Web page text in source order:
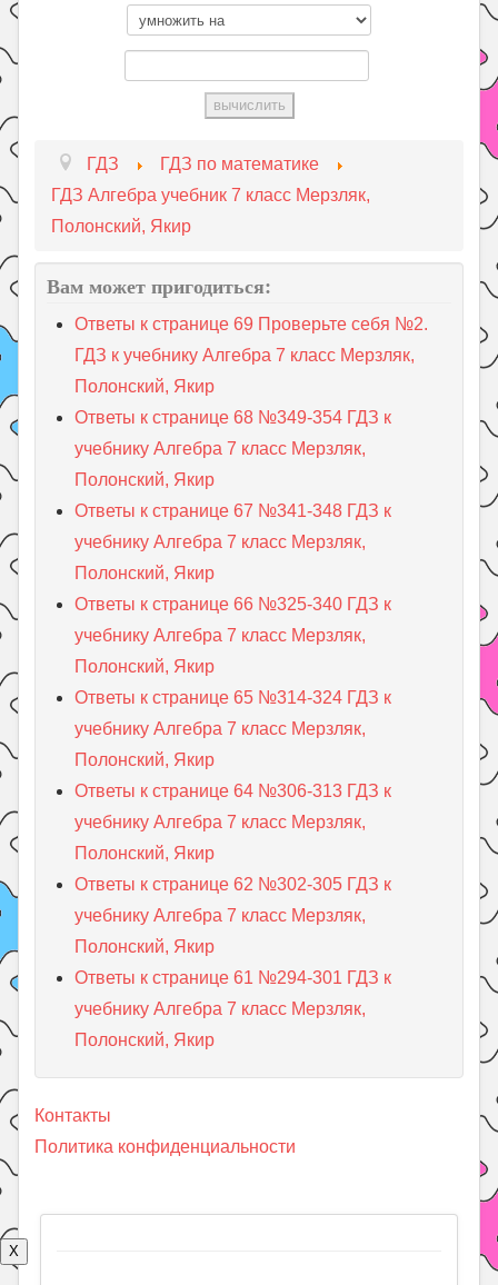
ГДЗ
ГДЗ по математике
ГДЗ Алгебра учебник 7 класс Мерзляк,
Полонский, Якир
Вам может пригодиться:
Ответы к странице 69 Проверьте себя №2.
ГДЗ к учебнику Алгебра 7 класс Мерзляк,
Полонский, Якир
Ответы к странице 68 №349-354 ГДЗ к
учебнику Алгебра 7 класс Мерзляк,
Полонский, Якир
Ответы к странице 67 №341-348 ГДЗ к
учебнику Алгебра 7 класс Мерзляк,
Полонский, Якир
Ответы к странице 66 №325-340 ГДЗ к
учебнику Алгебра 7 класс Мерзляк,
Полонский, Якир
Ответы к странице 65 №314-324 ГДЗ к
учебнику Алгебра 7 класс Мерзляк,
Полонский, Якир
Ответы к странице 64 №306-313 ГДЗ к
учебнику Алгебра 7 класс Мерзляк,
Полонский, Якир
Ответы к странице 62 №302-305 ГДЗ к
учебнику Алгебра 7 класс Мерзляк,
Полонский, Якир
Ответы к странице 61 №294-301 ГДЗ к
учебнику Алгебра 7 класс Мерзляк,
Полонский, Якир
Контакты
Политика конфиденциальности
X